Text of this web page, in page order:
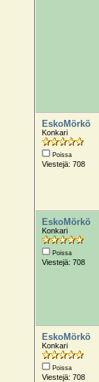
EskoMörkö
Konkari
Poissa
Viestejä: 708
EskoMörkö
Konkari
Poissa
Viestejä: 708
EskoMörkö
Konkari
Poissa
Viestejä: 708